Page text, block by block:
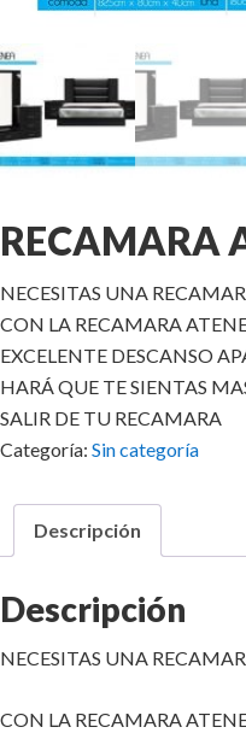
RECAMARA
NECESITAS UNA
CON LA RECAMARA
EXCELENTE DESCANSO
HARÁ QUE TE SIENTAS
SALIR DE TU RECAMARA
Categoría: Sin categoría
Descripción
Descripción
NECESITAS UNA
CON LA RECAMARA